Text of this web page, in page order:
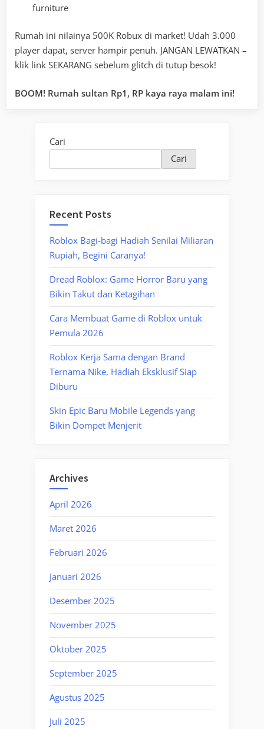
furniture
Rumah ini nilainya 500K Robux di market! Udah 3.000
player dapat, server hampir penuh. JANGAN LEWATKAN –
klik link SEKARANG sebelum glitch di tutup besok!
BOOM! Rumah sultan Rp1, RP kaya raya malam ini!
Cari
Cari
Recent Posts
Roblox Bagi-bagi Hadiah Senilai Miliaran
Rupiah, Begini Caranya!
Dread Roblox: Game Horror Baru yang
Bikin Takut dan Ketagihan
Cara Membuat Game di Roblox untuk
Pemula 2026
Roblox Kerja Sama dengan Brand
Ternama Nike, Hadiah Eksklusif Siap
Diburu
Skin Epic Baru Mobile Legends yang
Bikin Dompet Menjerit
Archives
April 2026
Maret 2026
Februari 2026
Januari 2026
Desember 2025
November 2025
Oktober 2025
September 2025
Agustus 2025
Juli 2025